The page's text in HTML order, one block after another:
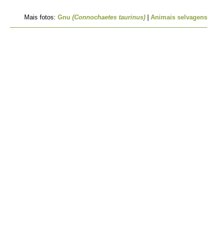
Mais fotos: Gnu (Connochaetes taurinus) Animais selvagens